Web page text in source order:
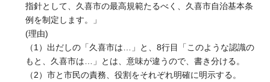
指針として、久喜市の最高規範たるべく、久喜市自治基本条
例を制定します。」
(理由)
（1）出だしの「久喜市は…」と、8行目「このような認識の
もと、久喜市は…」とは、意味が違うので、書き分ける。
（2）市と市民の責務、役割をそれぞれ明確に明示する。